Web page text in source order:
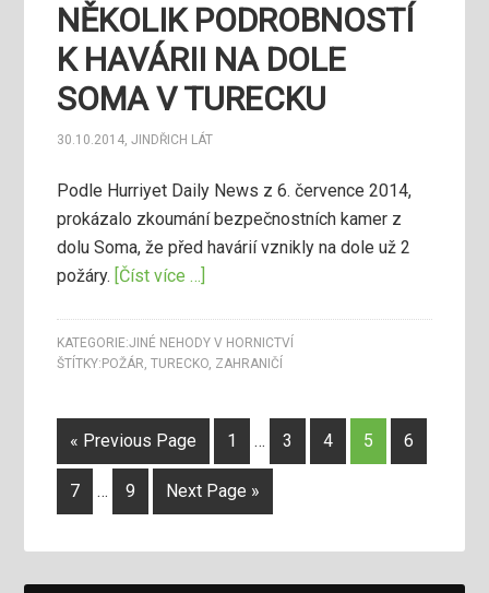
NĚKOLIK PODROBNOSTÍ
K HAVÁRII NA DOLE
SOMA V TURECKU
30.10.2014,JINDŘICH LÁT
Podle Hurriyet Daily News z 6. července 2014,
prokázalo zkoumání bezpečnostních kamer z
dolu Soma, že před havárií vznikly na dole už 2
požáry. [Číst více …]
KATEGORIE:JINÉ NEHODY V HORNICTVÍ
ŠTÍTKY: POŽÁR,TURECKO, ZAHRANIČÍ
« Previous Page 1 … 3 4 5 6
7 … 9 Next Page »